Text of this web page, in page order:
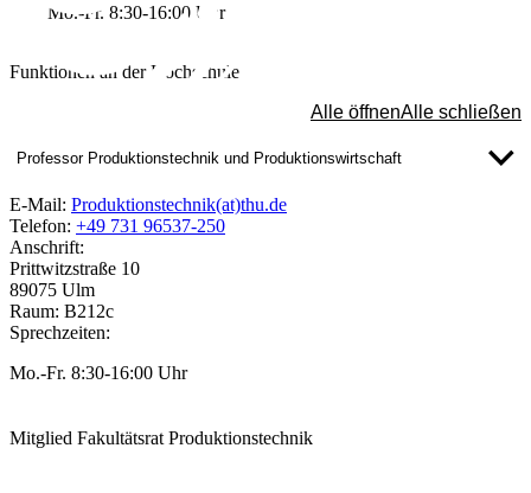
Mo.-Fr. 8:30-16:00 Uhr
Funktionen an der Hochschule
Alle öffnenAlle schließen
Professor Produktionstechnik und Produktionswirtschaft
E-Mail: Produktionstechnik(at)thu.de
Telefon: +49 731 96537-250
Anschrift:
Prittwitzstraße 10
89075 Ulm
Raum: B212c
Sprechzeiten:
Mo.-Fr. 8:30-16:00 Uhr
Mitglied Fakultätsrat Produktionstechnik